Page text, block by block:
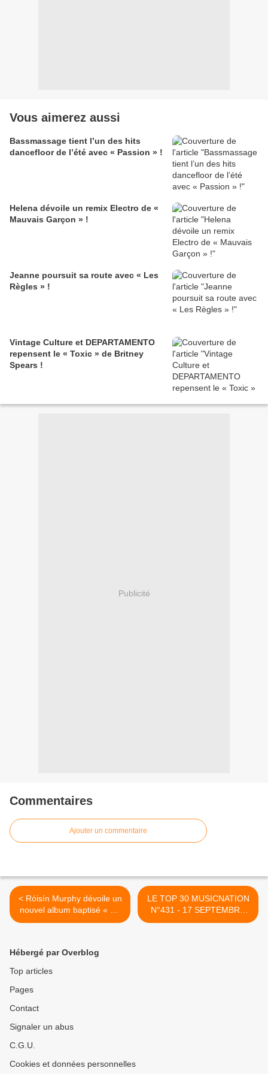
Vous aimerez aussi
Bassmassage tient l’un des hits
dancefloor de l’été avec « Passion » !
Helena dévoile un remix Electro de «
Mauvais Garçon » !
Jeanne poursuit sa route avec « Les
Règles » !
Vintage Culture et DEPARTAMENTO
repensent le « Toxic » de Britney
Spears !
Publicité
Commentaires
Ajouter un commentaire
< Róisín Murphy dévoile un
nouvel album baptisé « Hit
Parade » !
LE TOP 30 MUSICNATION
N°431 - 17 SEPTEMBRE
2023 >
Hébergé par Overblog
Top articles
Pages
Contact
Signaler un abus
C.G.U.
Cookies et données personnelles